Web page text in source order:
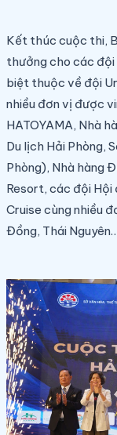
Kết thúc cuộc thi,
thưởng cho các
biệt thuộc về đội
nhiều đơn vị được
HATOYAMA, Nhà
Du lịch Hải Phòng,
Phòng), Nhà hàng
Resort, các đội Hội
Cruise cùng nhiều
Đồng, Thái